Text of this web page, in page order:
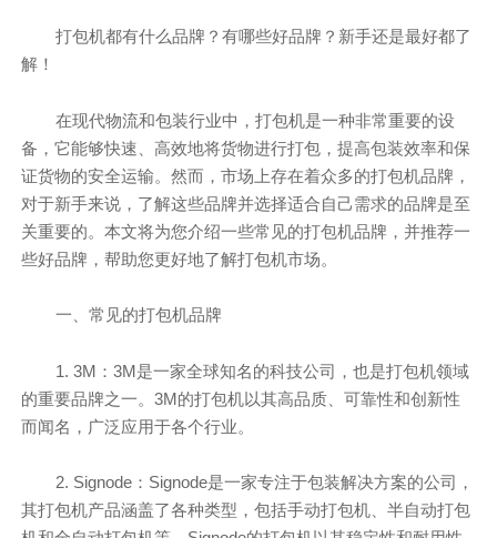
打包机都有什么品牌？有哪些好品牌？新手还是最好都了
解！
在现代物流和包装行业中，打包机是一种非常重要的设
备，它能够快速、高效地将货物进行打包，提高包装效率和保
证货物的安全运输。然而，市场上存在着众多的打包机品牌，
对于新手来说，了解这些品牌并选择适合自己需求的品牌是至
关重要的。本文将为您介绍一些常见的打包机品牌，并推荐一
些好品牌，帮助您更好地了解打包机市场。
一、常见的打包机品牌
1. 3M：3M是一家全球知名的科技公司，也是打包机领域
的重要品牌之一。3M的打包机以其高品质、可靠性和创新性
而闻名，广泛应用于各个行业。
2. Signode：Signode是一家专注于包装解决方案的公司，
其打包机产品涵盖了各种类型，包括手动打包机、半自动打包